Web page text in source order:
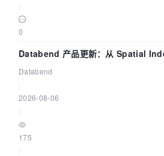
0
Databend 产品更新：从 Spatial
管道
Databend
2026-08-06
175